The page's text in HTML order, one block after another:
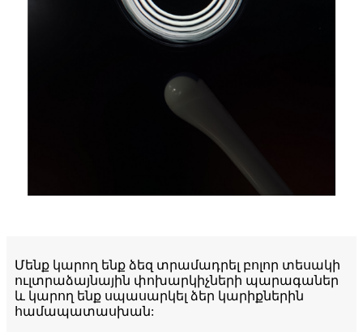
Մենք կարող ենք ձեզ տրամադրել բոլոր տեսակի
ուլտրաձայնային փոխարկիչների պարագաներ
և կարող ենք սպասարկել ձեր կարիքներին
համապատասխան: